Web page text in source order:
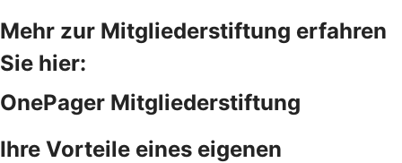
Mehr zur Mitgliederstiftung erfahren
Sie hier:
OnePager Mitgliederstiftung
Ihre Vorteile eines eigenen